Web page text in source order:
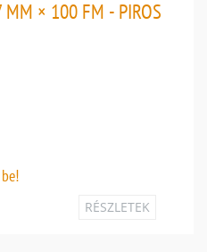
MM × 100 FM - PIROS
RÉSZLETEK